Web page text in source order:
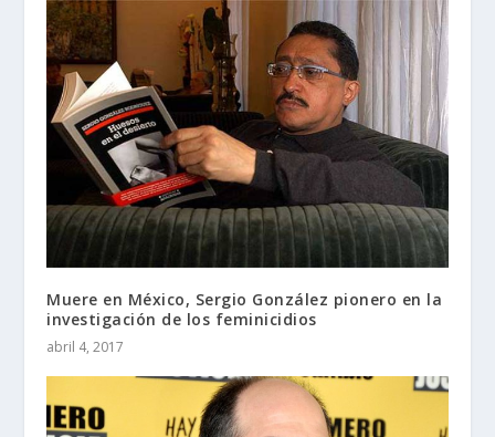
Muere en México, Sergio González pionero en la
investigación de los feminicidios
abril 4, 2017